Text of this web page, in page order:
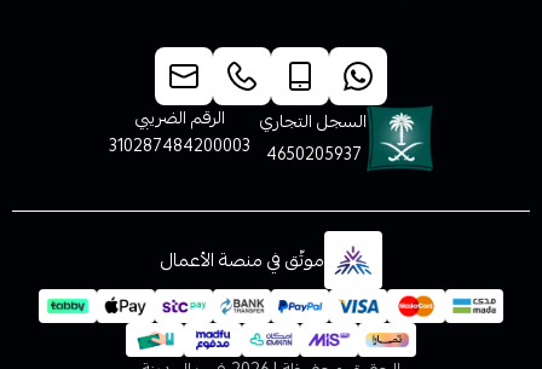
السجل التجاري
4650205937
الرقم الضريبي
310287484200003
موثّق في منصة الأعمال